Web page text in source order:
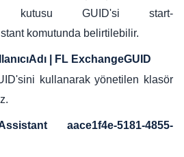
kutusu GUID'si start-
komutunda belirtilebilir.
| FL ExchangeGUID
kullanarak yönetilen klasör
aace1f4e-5181-4855-